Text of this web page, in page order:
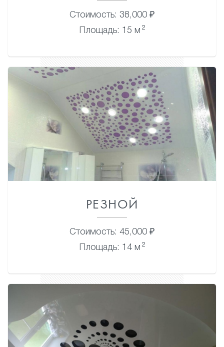
Стоимость: 38,000 ₽
Площадь: 15 м 2
РЕЗНОЙ
Стоимость: 45,000 ₽
Площадь: 14 м 2